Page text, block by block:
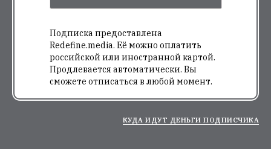
Подписка предоставлена
Redefine.media. Её можно оплатить
российской или иностранной картой.
Продлевается автоматически. Вы
сможете отписаться в любой момент.
КУДА ИДУТ ДЕНЬГИ ПОДПИСЧИКА